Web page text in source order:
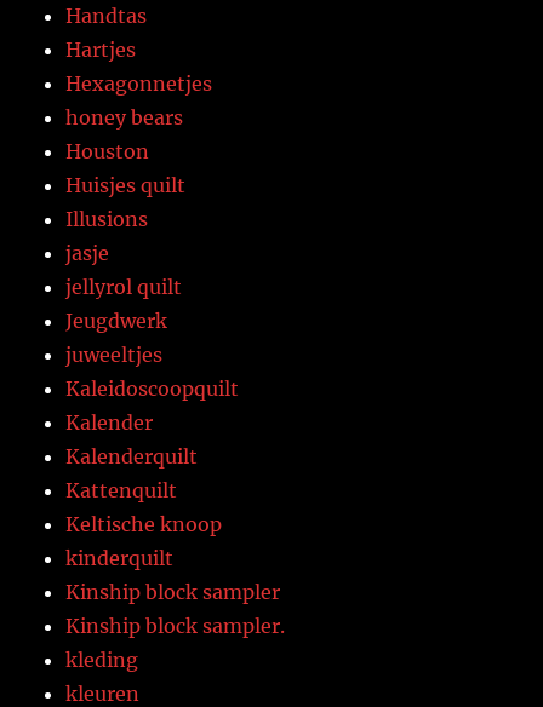
Handtas
Hartjes
Hexagonnetjes
honey bears
Houston
Huisjes quilt
Illusions
jasje
jellyrol quilt
Jeugdwerk
juweeltjes
Kaleidoscoopquilt
Kalender
Kalenderquilt
Kattenquilt
Keltische knoop
kinderquilt
Kinship block sampler
Kinship block sampler.
kleding
kleuren